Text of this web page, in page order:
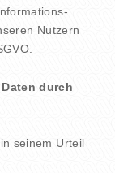
Nutzern
durch
seinem Urteil